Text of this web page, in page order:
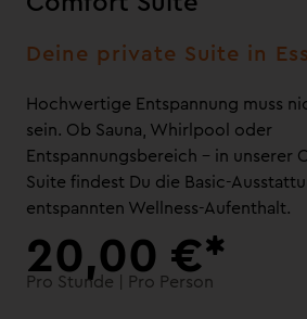
Deine private Suite in
Hochwertige Entspannung muss
sein. Ob Sauna, Whirlpool oder
Entspannungsbereich – in unserer
Suite findest Du die Basic-
entspannten Wellness-Aufenthalt.
20,00 €*
Pro Stunde | Pro Person